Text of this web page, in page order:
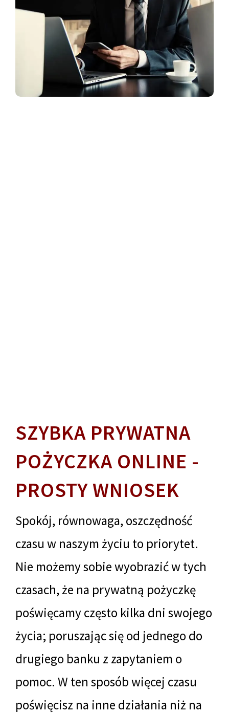
SZYBKA PRYWATNA
POŻYCZKA ONLINE -
PROSTY WNIOSEK
Spokój, równowaga, oszczędność
czasu w naszym życiu to priorytet.
Nie możemy sobie wyobrazić w tych
czasach, że na prywatną pożyczkę
poświęcamy często kilka dni swojego
życia; poruszając się od jednego do
drugiego banku z zapytaniem o
pomoc. W ten sposób więcej czasu
poświęcisz na inne działania niż na